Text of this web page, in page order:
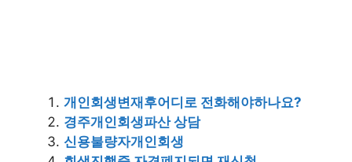
개인회생변재후어디로 전화해야하나요?
경주개인회생파산 상담
신용불량자개인회생